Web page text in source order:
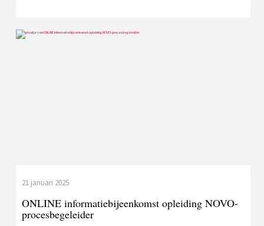
21 januari 2025
ONLINE informatiebijeenkomst opleiding NOVO-
procesbegeleider